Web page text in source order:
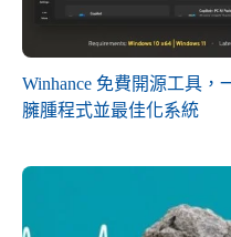
Winhance 免費開源工具，
臃腫程式並最佳化系統